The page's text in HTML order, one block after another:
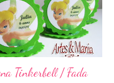
Tinkerbell / Fada